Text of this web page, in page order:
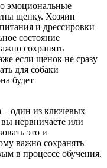
эмоциональные
щенку. Хозяин
и дрессировки
состояние
сохранять
если щенок не сразу
для собаки
будет
– один из ключевых
нервничаете или
это и
важно сохранять
в процессе обучения.